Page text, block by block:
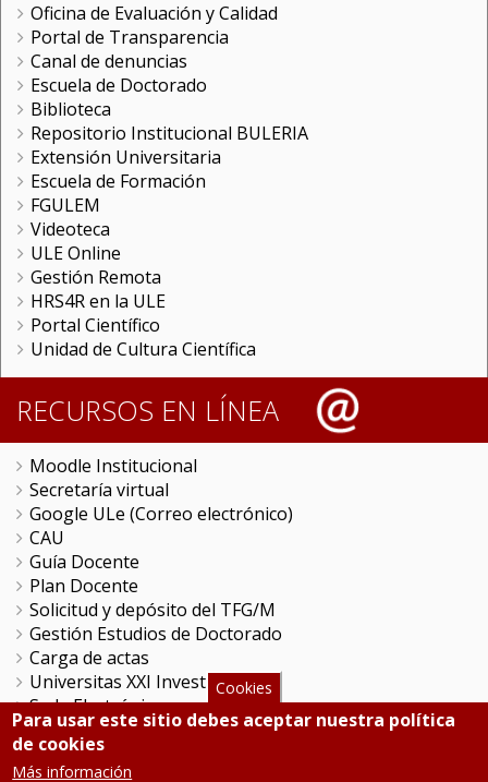
Oficina de Evaluación y Calidad
Portal de Transparencia
Canal de denuncias
Escuela de Doctorado
Biblioteca
Repositorio Institucional BULERIA
Extensión Universitaria
Escuela de Formación
FGULEM
Videoteca
ULE Online
Gestión Remota
HRS4R en la ULE
Portal Científico
Unidad de Cultura Científica
RECURSOS EN LÍNEA
Moodle Institucional
Secretaría virtual
Google ULe (Correo electrónico)
CAU
Guía Docente
Plan Docente
Solicitud y depósito del TFG/M
Gestión Estudios de Doctorado
Carga de actas
Universitas XXI Investigación
Sede Electrónica
Tramitador unileon
Perfil del Contratante
Cookies
Para usar este sitio debes aceptar nuestra política
de cookies
Más información